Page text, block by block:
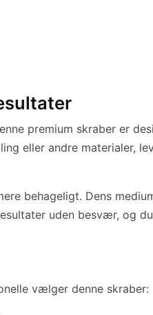
premium skraber er
eller andre materialer,
behageligt. Dens
uden besvær, og
vælger denne skraber: